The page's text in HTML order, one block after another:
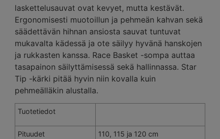
laskettelusauvat ovat kevyet, mutta kestävät.
Ergonomisesti muotoillun ja pehmeän kahvan sekä
säädettävän hihnan ansiosta sauvat tuntuvat
mukavalta kädessä ja ote säilyy hyvänä hanskojen
ja rukkasten kanssa. Race Basket -sompa auttaa
tasapainon säilyttämisessä sekä hallinnassa. Star
Tip -kärki pitää hyvin niin kovalla kuin
pehmeälläkin alustalla.
Tuotetiedot
Pituudet 110, 115 ja 120 cm